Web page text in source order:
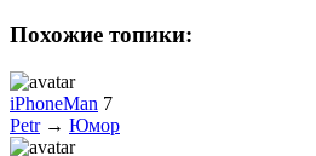
Похожие топики:
iPhoneMan 7
Petr→ Юмор